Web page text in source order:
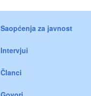
Saopćenja za javnost
Intervjui
Članci